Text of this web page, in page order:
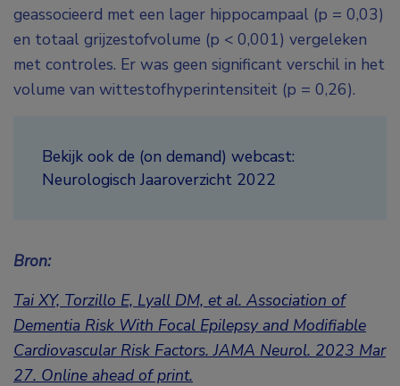
geassocieerd met een lager hippocampaal (p = 0,03)
en totaal grijzestofvolume (p < 0,001) vergeleken
met controles. Er was geen significant verschil in het
volume van wittestofhyperintensiteit (p = 0,26).
Bekijk ook de (on demand) webcast:
Neurologisch Jaaroverzicht 2022
Bron:
Tai XY, Torzillo E, Lyall DM, et al. Association of
Dementia Risk With Focal Epilepsy and Modifiable
Cardiovascular Risk Factors. JAMA Neurol. 2023 Mar
27. Online ahead of print.